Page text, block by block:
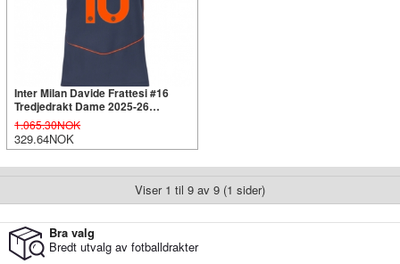
Inter Milan Davide Frattesi #16
Tredjedrakt Dame 2025-26
Kortermet
1.065.30NOK
329.64NOK
Viser 1 til 9 av 9 (1 sider)
Bra valg
Bredt utvalg av fotballdrakter